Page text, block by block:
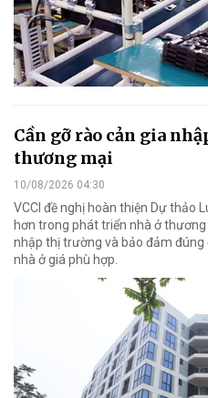
Cần gỡ rào cản gia
thương mại
10/08/2026 04:30
VCCI đề nghị hoàn thiện Dự thảo
hơn trong phát triển nhà ở
nhập thị trường và bảo đảm
nhà ở giá phù hợp.